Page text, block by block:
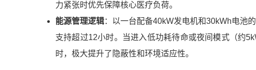
力紧张时优先保障核心医疗负荷。
能源管理逻辑：以一台配备40kW发电机和30kWh电池
支持超过12小时。当进入低功耗待命或夜间模式（约
时，极大提升了隐蔽性和环境适应性。